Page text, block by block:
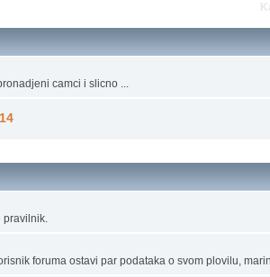
camci i slicno ...
pravilnik.
foruma ostavi par podataka o svom plovilu,